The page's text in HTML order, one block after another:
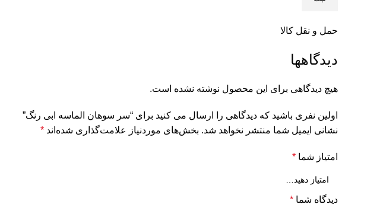
حمل و نقل کالا
دیدگاهها
هیچ دیدگاهی برای این محصول نوشته نشده است.
اولین نفری باشید که دیدگاهی را ارسال می کنید برای “سر سوهان الماسه ابی رنگ”
نشانی ایمیل شما منتشر نخواهد شد. بخش‌های موردنیاز علامت‌گذاری شده‌اند *
امتیاز شما *
دیدگاه شما *